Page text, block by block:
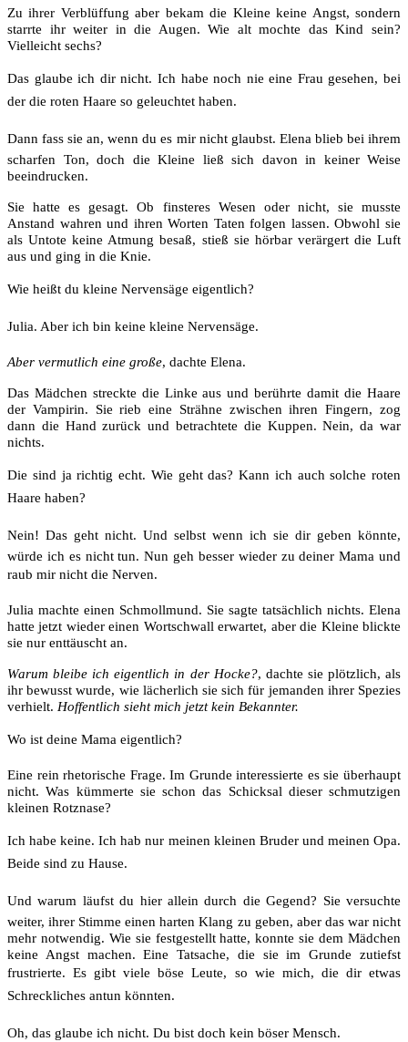
Zu ihrer Verblüffung aber bekam die Kleine keine Angst, sondern
starrte ihr weiter in die Augen. Wie alt mochte das Kind sein?
Vielleicht sechs?
Das glaube ich dir nicht. Ich habe noch nie eine Frau gesehen, bei
der die roten Haare so geleuchtet haben.
Dann fass sie an, wenn du es mir nicht glaubst. Elena blieb bei ihrem
scharfen Ton, doch die Kleine ließ sich davon in keiner Weise
beeindrucken.
Sie hatte es gesagt. Ob finsteres Wesen oder nicht, sie musste
Anstand wahren und ihren Worten Taten folgen lassen. Obwohl sie
als Untote keine Atmung besaß, stieß sie hörbar verärgert die Luft
aus und ging in die Knie.
Wie heißt du kleine Nervensäge eigentlich?
Julia. Aber ich bin keine kleine Nervensäge.
Aber vermutlich eine große, dachte Elena.
Das Mädchen streckte die Linke aus und berührte damit die Haare
der Vampirin. Sie rieb eine Strähne zwischen ihren Fingern, zog
dann die Hand zurück und betrachtete die Kuppen. Nein, da war
nichts.
Die sind ja richtig echt. Wie geht das? Kann ich auch solche roten
Haare haben?
Nein! Das geht nicht. Und selbst wenn ich sie dir geben könnte,
würde ich es nicht tun. Nun geh besser wieder zu deiner Mama und
raub mir nicht die Nerven.
Julia machte einen Schmollmund. Sie sagte tatsächlich nichts. Elena
hatte jetzt wieder einen Wortschwall erwartet, aber die Kleine blickte
sie nur enttäuscht an.
Warum bleibe ich eigentlich in der Hocke?, dachte sie plötzlich, als
ihr bewusst wurde, wie lächerlich sie sich für jemanden ihrer Spezies
verhielt. Hoffentlich sieht mich jetzt kein Bekannter.
Wo ist deine Mama eigentlich?
Eine rein rhetorische Frage. Im Grunde interessierte es sie überhaupt
nicht. Was kümmerte sie schon das Schicksal dieser schmutzigen
kleinen Rotznase?
Ich habe keine. Ich hab nur meinen kleinen Bruder und meinen Opa.
Beide sind zu Hause.
Und warum läufst du hier allein durch die Gegend? Sie versuchte
weiter, ihrer Stimme einen harten Klang zu geben, aber das war nicht
mehr notwendig. Wie sie festgestellt hatte, konnte sie dem Mädchen
keine Angst machen. Eine Tatsache, die sie im Grunde zutiefst
frustrierte. Es gibt viele böse Leute, so wie mich, die dir etwas
Schreckliches antun könnten.
Oh, das glaube ich nicht. Du bist doch kein böser Mensch.